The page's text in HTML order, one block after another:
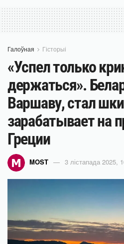
Галоўная Гісторыі
«Успел только
держаться».
Варшаву, стал
зарабатывает на
Греции
MOST 3 лістапада 2025,